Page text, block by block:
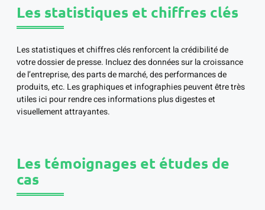
Les statistiques et chiffres clés
Les statistiques et chiffres clés renforcent la crédibilité de
votre dossier de presse. Incluez des données sur la croissance
de l’entreprise, des parts de marché, des performances de
produits, etc. Les graphiques et infographies peuvent être très
utiles ici pour rendre ces informations plus digestes et
visuellement attrayantes.
Les témoignages et études de
cas